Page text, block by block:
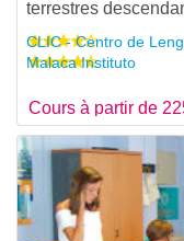
terrestres
CLIC - Centro de
Malaca Instituto
Cours à partir de